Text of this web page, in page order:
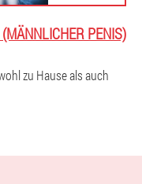
PENIS)
zu Hause als auch